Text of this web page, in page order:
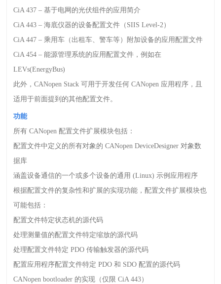
CiA 437– 基于电网的光伏组件的应用简介
CiA 443– 海底仪器的设备配置文件（ SIIS Level-2）
CiA 447– 乘用车（出租车、警车等）附加设备的应用配置文件
CiA 454– 能源管理系统的应用配置文件，例如在
LEVs(EnergyBus)
此外，CANopen Stack可用于开发任何CANopen 应用程序，且
适用于前面提到的其他配置文件。
功能
所有 CANopen 配置文件扩展模块包括：
配置文件中定义的所有对象的 CANopen DeviceDesigner对象数
据库
涵盖设备通信的一个或多个设备的通用 (Linux)示例应用程序
根据配置文件的复杂性和扩展的实现功能，配置文件扩展模块也
可能包括：
配置文件特定状态机的源代码
处理测量值的配置文件特定缩放的源代码
处理配置文件特定 PDO传输触发器的源代码
配置应用程序配置文件特定 PDO和 SDO 配置的源代码
CANopen bootloader 的实现（仅限CiA 443）